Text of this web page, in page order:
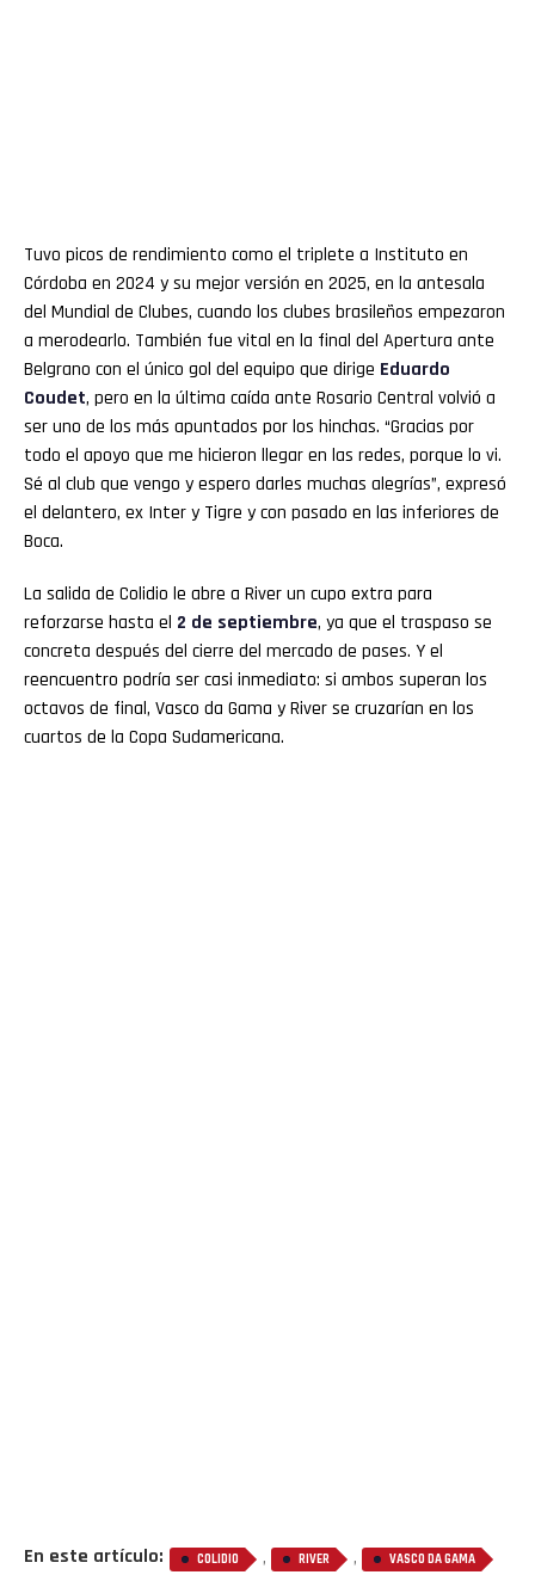
Tuvo picos de rendimiento como el triplete a Instituto en
Córdoba en 2024 y su mejor versión en 2025, en la antesala
del Mundial de Clubes, cuando los clubes brasileños empezaron
a merodearlo. También fue vital en la final del Apertura ante
Belgrano con el único gol del equipo que dirige Eduardo
Coudet, pero en la última caída ante Rosario Central volvió a
ser uno de los más apuntados por los hinchas. “Gracias por
todo el apoyo que me hicieron llegar en las redes, porque lo vi.
Sé al club que vengo y espero darles muchas alegrías”, expresó
el delantero, ex Inter y Tigre y con pasado en las inferiores de
Boca.
La salida de Colidio le abre a River un cupo extra para
reforzarse hasta el 2 de septiembre, ya que el traspaso se
concreta después del cierre del mercado de pases. Y el
reencuentro podría ser casi inmediato: si ambos superan los
octavos de final, Vasco da Gama y River se cruzarían en los
cuartos de la Copa Sudamericana.
En este artículo: COLIDIO , RIVER , VASCO DA GAMA